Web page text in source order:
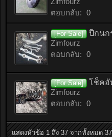
ตอบกลับ: 0
[For Sale]
ปีกนก
Zimfourz
ตอบกลับ: 0
[For Sale]
โช็คอั
Zimfourz
ตอบกลับ: 0
แสดงหัวข้อ 1 ถึง 37 จากทั้งหมด 37